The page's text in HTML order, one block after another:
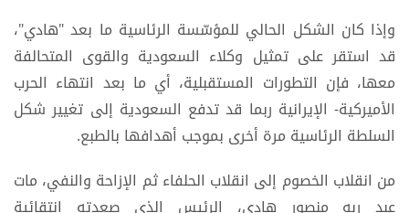
وإذا كان الشكل الحالي للمؤسّسة الرئاسية ما بعد "هادي"،
قد استقر على تمثيل وكلاء السعودية والقوى المتحالفة
معها، فإن التطورات المستقبلية، أي ما بعد انتهاء الحرب
الأميركية- الإيرانية ربما قد تدفع السعودية إلى تغيير شكل
السلطة الرئاسية مرة أخرى بموجب أهدافها بالطبع.
من انقلاب الخصوم إلى انقلاب الحلفاء ثم الإزاحة والنفي، مات
عبد ربه منصور هادي، الرئيس الذي صعدته انتقائية